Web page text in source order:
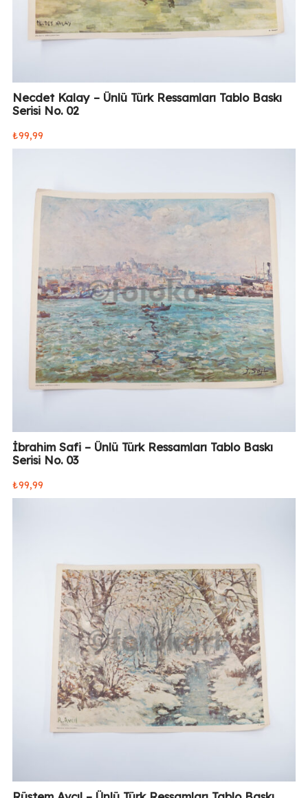
Necdet Kalay – Ünlü Türk Ressamları Tablo Baskı
Serisi No. 02
₺99,99
İbrahim Safi – Ünlü Türk Ressamları Tablo Baskı
Serisi No. 03
₺99,99